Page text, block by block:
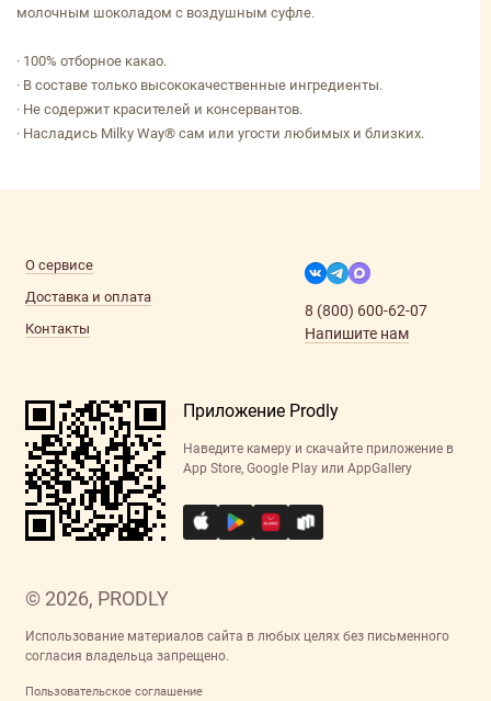
молочным шоколадом с воздушным суфле.
· 100% отборное какао.
· В составе только высококачественные ингредиенты.
· Не содержит красителей и консервантов.
· Насладись Milky Way® сам или угости любимых и близких.
© 2026, PRODLY
Использование материалов сайта в любых целях без письменного
согласия владельца запрещено.
Пользовательское соглашение
О сервисе
Доставка и оплата
Контакты
8 (800) 600-62-07
Напишите нам
Приложение Prodly
Наведите камеру и скачайте приложение в
App Store, Google Play или AppGallery